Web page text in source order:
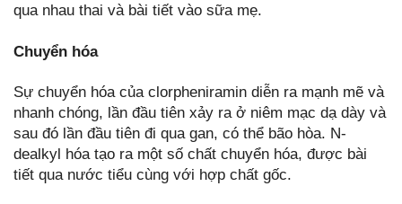
qua nhau thai và bài tiết vào sữa mẹ.
Chuyển hóa
Sự chuyển hóa của clorpheniramin diễn ra mạnh mẽ và
nhanh chóng, lần đầu tiên xảy ra ở niêm mạc dạ dày và
sau đó lần đầu tiên đi qua gan, có thể bão hòa. N-
dealkyl hóa tạo ra một số chất chuyển hóa, được bài
tiết qua nước tiểu cùng với hợp chất gốc.